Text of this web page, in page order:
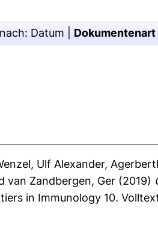
Datum Dokumentenart|
Ulf Alexander,
van Zandbergen, Ger (2019)
in Immunology 10.